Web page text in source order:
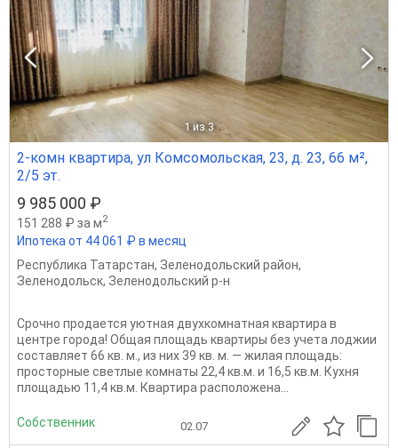
1 из 3
2-комн квартира, ул Комсомольская, 23, д. 23, 66 м²,
2/5 эт.
9 985 000 ₽
151 288 ₽ за м2
Ипотека от 44 061 ₽ в месяц
Республика Татарстан, Зеленодольский район,
Зеленодольск, Зеленодольский р-н
Срочно продается уютная двухкомнатная квартира в
центре города! Общая площадь квартиры без учета лоджии
составляет 66 кв. м., из них 39 кв. м. — жилая площадь:
просторные светлые комнаты 22,4 кв.м. и 16,5 кв.м. Кухня
площадью 11,4 кв.м. Квартира расположена...
Собственник 02.07